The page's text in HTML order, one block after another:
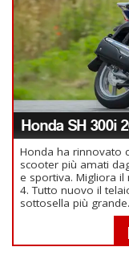
Honda SH 300i
Honda ha rinnovato
scooter più amati
e sportiva. Migliora
4. Tutto nuovo il
sottosella più